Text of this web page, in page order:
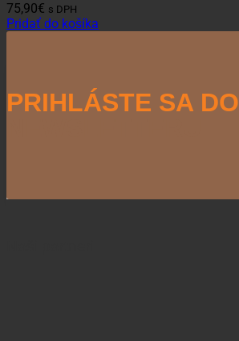
75,90€ s DPH
Pridať do košíka
PRIHLÁSTE SA DO